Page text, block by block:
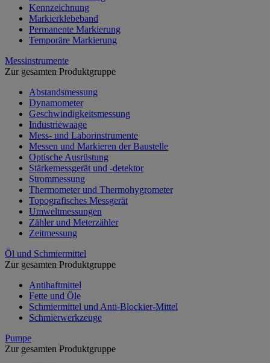
Kennzeichnung
Markierklebeband
Permanente Markierung
Temporäre Markierung
Messinstrumente
Zur gesamten Produktgruppe
Abstandsmessung
Dynamometer
Geschwindigkeitsmessung
Industriewaage
Mess- und Laborinstrumente
Messen und Markieren der Baustelle
Optische Ausrüstung
Stärkemessgerät und -detektor
Strommessung
Thermometer und Thermohygrometer
Topografisches Messgerät
Umweltmessungen
Zähler und Meterzähler
Zeitmessung
Öl und Schmiermittel
Zur gesamten Produktgruppe
Antihaftmittel
Fette und Öle
Schmiermittel und Anti-Blockier-Mittel
Schmierwerkzeuge
Pumpe
Zur gesamten Produktgruppe